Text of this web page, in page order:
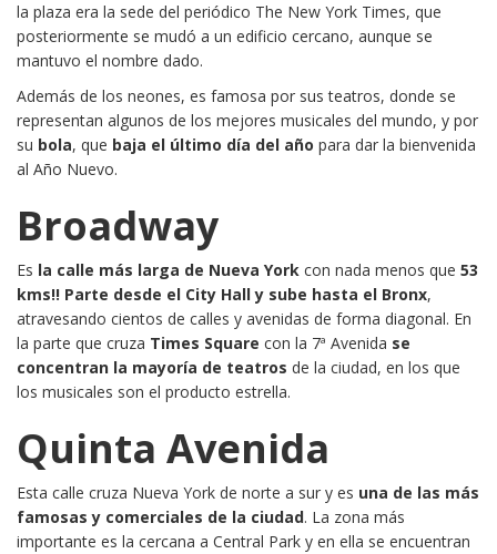
la plaza era la sede del periódico The New York Times, que
posteriormente se mudó a un edificio cercano, aunque se
mantuvo el nombre dado.
Además de los neones, es famosa por sus teatros, donde se
representan algunos de los mejores musicales del mundo, y por
su bola, que baja el último día del año para dar la bienvenida
al Año Nuevo.
Broadway
Es la calle más larga de Nueva York con nada menos que 53
kms!! Parte desde el City Hall y sube hasta el Bronx,
atravesando cientos de calles y avenidas de forma diagonal. En
la parte que cruza Times Square con la 7ª Avenida se
concentran la mayoría de teatros de la ciudad, en los que
los musicales son el producto estrella.
Quinta Avenida
Esta calle cruza Nueva York de norte a sur y es una de las más
famosas y comerciales de la ciudad. La zona más
importante es la cercana a Central Park y en ella se encuentran